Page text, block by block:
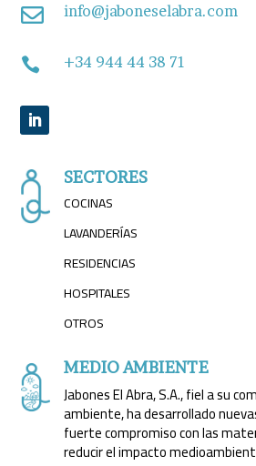
 info@jaboneselabra.com
 +34 944 44 38 71
SECTORES
COCINAS
LAVANDERÍAS
RESIDENCIAS
HOSPITALES
OTROS
MEDIO AMBIENTE
Jabones El Abra, S.A., fiel a su
ambiente, ha desarrollado
fuerte compromiso con las
reducir el impacto